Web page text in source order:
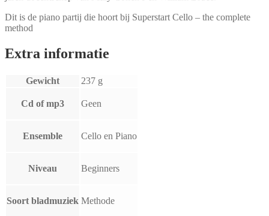
Dit is de piano partij die hoort bij Superstart Cello – the complete
method
Extra informatie
Gewicht 237 g
Cd of mp3 Geen
Ensemble Cello en Piano
Niveau Beginners
Soort bladmuziek Methode